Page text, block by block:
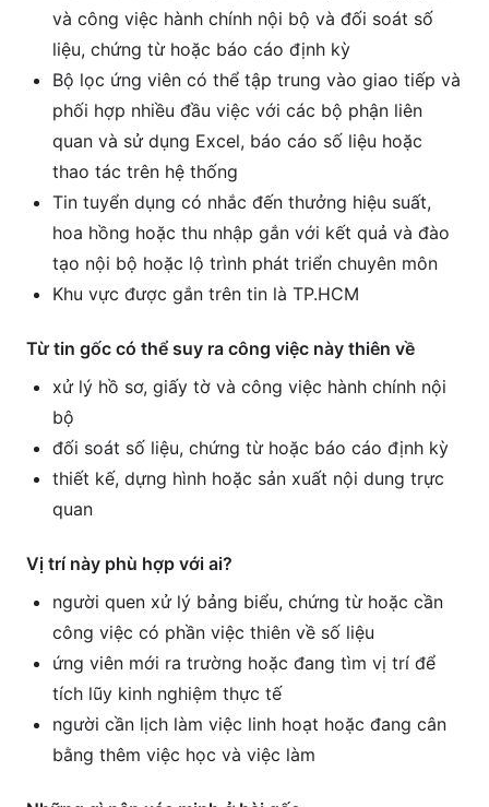
và công việc hành chính nội bộ và đối soát số
liệu, chứng từ hoặc báo cáo định kỳ
Bộ lọc ứng viên có thể tập trung vào giao tiếp và
phối hợp nhiều đầu việc với các bộ phận liên
quan và sử dụng Excel, báo cáo số liệu hoặc
thao tác trên hệ thống
Tin tuyển dụng có nhắc đến thưởng hiệu suất,
hoa hồng hoặc thu nhập gắn với kết quả và đào
tạo nội bộ hoặc lộ trình phát triển chuyên môn
Khu vực được gắn trên tin là TP.HCM
Từ tin gốc có thể suy ra công việc này thiên về
xử lý hồ sơ, giấy tờ và công việc hành chính nội
bộ
đối soát số liệu, chứng từ hoặc báo cáo định kỳ
thiết kế, dựng hình hoặc sản xuất nội dung trực
quan
Vị trí này phù hợp với ai?
người quen xử lý bảng biểu, chứng từ hoặc cần
công việc có phần việc thiên về số liệu
ứng viên mới ra trường hoặc đang tìm vị trí để
tích lũy kinh nghiệm thực tế
người cần lịch làm việc linh hoạt hoặc đang cân
bằng thêm việc học và việc làm